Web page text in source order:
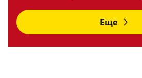
Еще